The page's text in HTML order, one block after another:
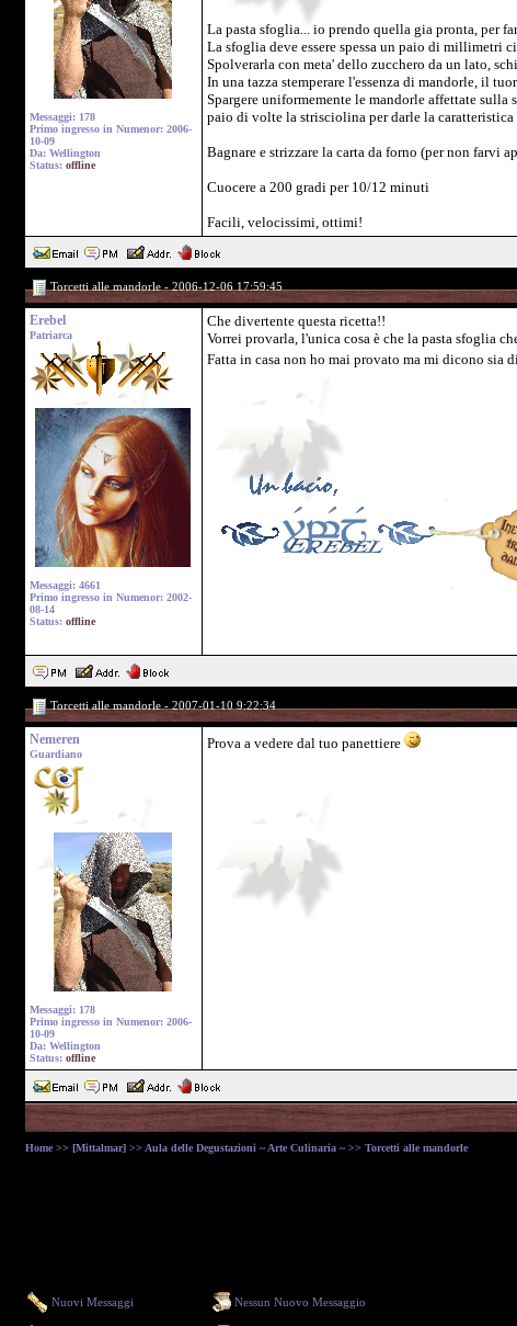
Messaggi: 178
Primo ingresso in Numenor: 2006-
10-09
Da: Wellington
Status: offline
La pasta sfoglia... io prendo quella gia pronta, per
La sfoglia deve essere spessa un paio di millimetri
Spolverarla con meta' dello zucchero da un lato,
In una tazza stemperare l'essenza di mandorle, il
Spargere uniformemente le mandorle affettate
paio di volte la strisciolina per darle la
Bagnare e strizzare la carta da forno (per non farvi
Cuocere a 200 gradi per 10/12 minuti
Facili, velocissimi, ottimi!
Torcetti alle mandorle - 2006-12-06 17:59:45
Erebel
Patriarca
Messaggi: 4661
Primo ingresso in Numenor: 2002-
08-14
Status: offline
Che divertente questa ricetta!!
Vorrei provarla, l'unica cosa è che la pasta sfoglia
Fatta in casa non ho mai provato ma mi dicono sia
Torcetti alle mandorle - 2007-01-10 9:22:34
Nemeren
Guardiano
Messaggi: 178
Primo ingresso in Numenor: 2006-
10-09
Da: Wellington
Status: offline
Prova a vedere dal tuo panettiere
Home>> [Mittalmar]>> Aula delle Degustazioni ~ Arte Culinaria ~>> Torcetti alle mandorle
Nuovi Messaggi Nessun Nuovo Messaggio